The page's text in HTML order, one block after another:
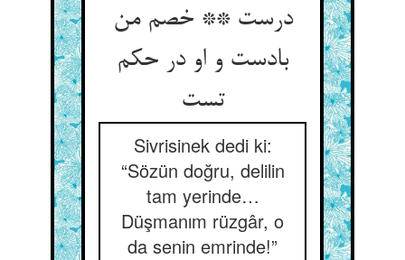
درست ** خصم من
بادست و او در حکم
تست
Sivrisinek dedi ki:
“Sözün doğru, delilin
tam yerinde…
Düşmanım rüzgâr, o
da senin emrinde!”